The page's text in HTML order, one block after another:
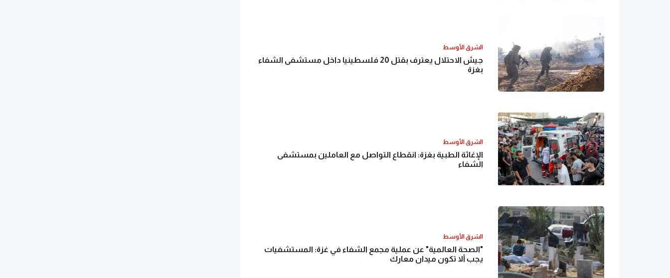
الشرق الأوسط
جيش الاحتلال يعترف بقتل 20 فلسطينيا داخل مستشفى الشفاء
بغزة
الشرق الأوسط
الإغاثة الطبية بغزة: انقطاع التواصل مع العاملين بمستشفى
الشفاء
الشرق الأوسط
"الصحة العالمية" عن عملية مجمع الشفاء في غزة: المستشفيات
يجب ألا تكون ميدان معارك